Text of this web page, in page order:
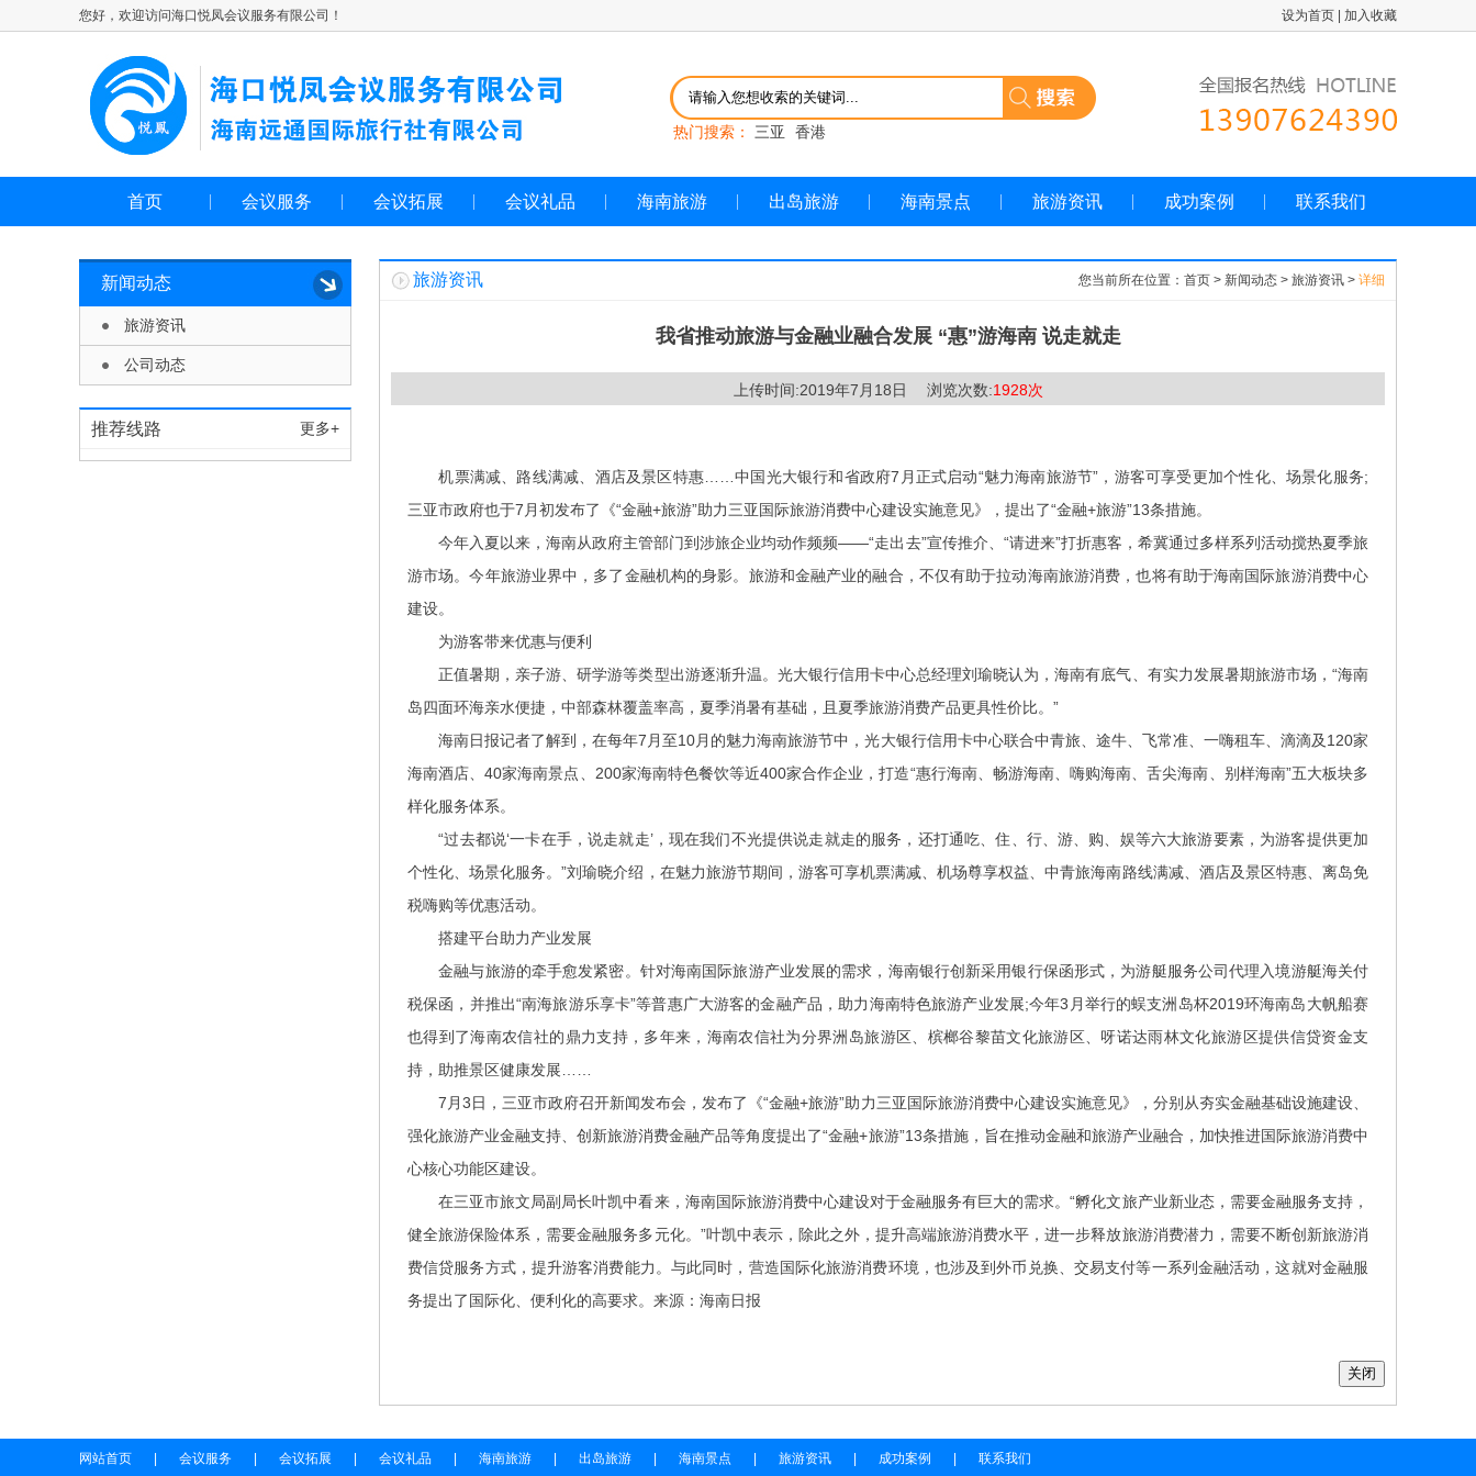
您好，欢迎访问海口悦凤会议服务有限公司！ 设为首页 加入收藏
热门搜索： 三亚 香港
首页 会议服务 会议拓展 会议礼品 海南旅游 出岛旅游 海南景点 旅游资讯 成功案例 联系我们
新闻动态
旅游资讯
公司动态
推荐线路 更多+
旅游资讯 您当前所在位置：首页 > 新闻动态 > 旅游资讯 > 详细
我省推动旅游与金融业融合发展 “惠”游海南 说走就走
上传时间:2019年7月18日 浏览次数:1928次
机票满减、路线满减、酒店及景区特惠……中国光大银行和省政府7月正式启动“魅力海南旅游节”，游客可享受更加个性化、场景化服务;
三亚市政府也于7月初发布了《“金融+旅游”助力三亚国际旅游消费中心建设实施意见》，提出了“金融+旅游”13条措施。
今年入夏以来，海南从政府主管部门到涉旅企业均动作频频——“走出去”宣传推介、“请进来”打折惠客，希冀通过多样系列活动搅热夏季旅
游市场。今年旅游业界中，多了金融机构的身影。旅游和金融产业的融合，不仅有助于拉动海南旅游消费，也将有助于海南国际旅游消费中心
建设。
为游客带来优惠与便利
正值暑期，亲子游、研学游等类型出游逐渐升温。光大银行信用卡中心总经理刘瑜晓认为，海南有底气、有实力发展暑期旅游市场，“海南
岛四面环海亲水便捷，中部森林覆盖率高，夏季消暑有基础，且夏季旅游消费产品更具性价比。”
海南日报记者了解到，在每年7月至10月的魅力海南旅游节中，光大银行信用卡中心联合中青旅、途牛、飞常准、一嗨租车、滴滴及120家
海南酒店、40家海南景点、200家海南特色餐饮等近400家合作企业，打造“惠行海南、畅游海南、嗨购海南、舌尖海南、别样海南”五大板块多
样化服务体系。
“过去都说‘一卡在手，说走就走’，现在我们不光提供说走就走的服务，还打通吃、住、行、游、购、娱等六大旅游要素，为游客提供更加
个性化、场景化服务。”刘瑜晓介绍，在魅力旅游节期间，游客可享机票满减、机场尊享权益、中青旅海南路线满减、酒店及景区特惠、离岛免
税嗨购等优惠活动。
搭建平台助力产业发展
金融与旅游的牵手愈发紧密。针对海南国际旅游产业发展的需求，海南银行创新采用银行保函形式，为游艇服务公司代理入境游艇海关付
税保函，并推出“南海旅游乐享卡”等普惠广大游客的金融产品，助力海南特色旅游产业发展;今年3月举行的蜈支洲岛杯2019环海南岛大帆船赛
也得到了海南农信社的鼎力支持，多年来，海南农信社为分界洲岛旅游区、槟榔谷黎苗文化旅游区、呀诺达雨林文化旅游区提供信贷资金支
持，助推景区健康发展……
7月3日，三亚市政府召开新闻发布会，发布了《“金融+旅游”助力三亚国际旅游消费中心建设实施意见》，分别从夯实金融基础设施建设、
强化旅游产业金融支持、创新旅游消费金融产品等角度提出了“金融+旅游”13条措施，旨在推动金融和旅游产业融合，加快推进国际旅游消费中
心核心功能区建设。
在三亚市旅文局副局长叶凯中看来，海南国际旅游消费中心建设对于金融服务有巨大的需求。“孵化文旅产业新业态，需要金融服务支持，
健全旅游保险体系，需要金融服务多元化。”叶凯中表示，除此之外，提升高端旅游消费水平，进一步释放旅游消费潜力，需要不断创新旅游消
费信贷服务方式，提升游客消费能力。与此同时，营造国际化旅游消费环境，也涉及到外币兑换、交易支付等一系列金融活动，这就对金融服
务提出了国际化、便利化的高要求。来源：海南日报
网站首页 会议服务 会议拓展 会议礼品 海南旅游 出岛旅游 海南景点 旅游资讯 成功案例 联系我们